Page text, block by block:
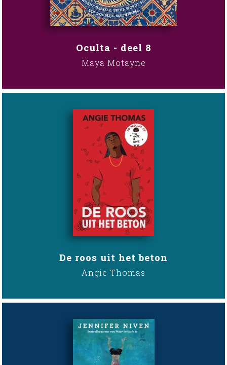
Oculta - deel 8
Maya Motayne
De roos uit het beton
Angie Thomas